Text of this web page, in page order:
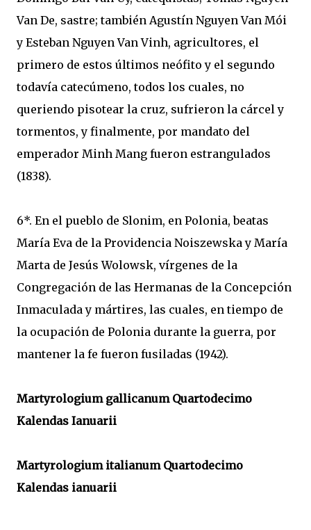
Van De, sastre; también Agustín Nguyen Van Mói
y Esteban Nguyen Van Vinh, agricultores, el
primero de estos últimos neófito y el segundo
todavía catecúmeno, todos los cuales, no
queriendo pisotear la cruz, sufrieron la cárcel y
tormentos, y finalmente, por mandato del
emperador Minh Mang fueron estrangulados
(1838).
6*. En el pueblo de Slonim, en Polonia, beatas
María Eva de la Providencia Noiszewska y María
Marta de Jesús Wolowsk, vírgenes de la
Congregación de las Hermanas de la Concepción
Inmaculada y mártires, las cuales, en tiempo de
la ocupación de Polonia durante la guerra, por
mantener la fe fueron fusiladas (1942).
Martyrologium gallicanum Quartodecimo
Kalendas Ianuarii
Martyrologium italianum Quartodecimo
Kalendas ianuarii